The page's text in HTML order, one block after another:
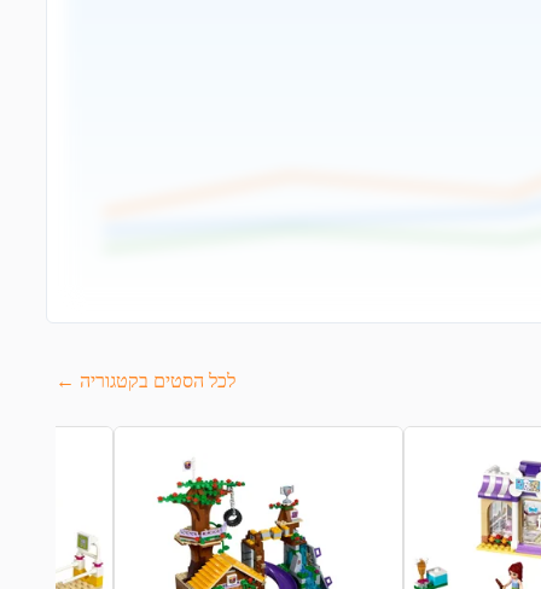
לכל הסטים בקטגוריה ←